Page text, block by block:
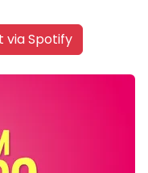
via Spotify